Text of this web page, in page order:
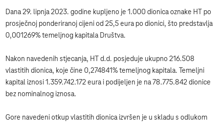
Dana 29. lipnja 2023. godine kupljeno je 1.000 dionica oznake HT po
prosječnoj ponderiranoj cijeni od 25,5 eura po dionici, što predstavlja
0,001269% temeljnog kapitala Društva.
Nakon navedenih stjecanja, HT d.d. posjeduje ukupno 216.508
vlastitih dionica, koje čine 0,274841% temeljnog kapitala. Temeljni
kapital iznosi 1.359.742.172 eura i podijeljen je na 78.775.842 dionice
bez nominalnog iznosa.
Gore navedeni otkup vlastitih dionica izvršen je u skladu s odlukom